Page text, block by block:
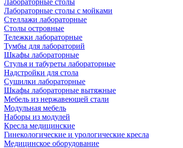
Лабораторные столы
Лабораторные столы с мойками
Стеллажи лабораторные
Столы островные
Тележки лабораторные
Тумбы для лабораторий
Шкафы лабораторные
Стулья и табуреты лабораторные
Надстройки для стола
Сушилки лабораторные
Шкафы лабораторные вытяжные
Мебель из нержавеющей стали
Модульная мебель
Наборы из модулей
Кресла медицинские
Гинекологические и урологические кресла
Медицинское оборудование